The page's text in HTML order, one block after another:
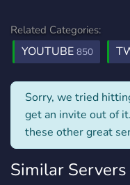
Related Categories:
YOUTUBE 850
Sorry, we tried
get an invite out of
these other great
Similar Servers